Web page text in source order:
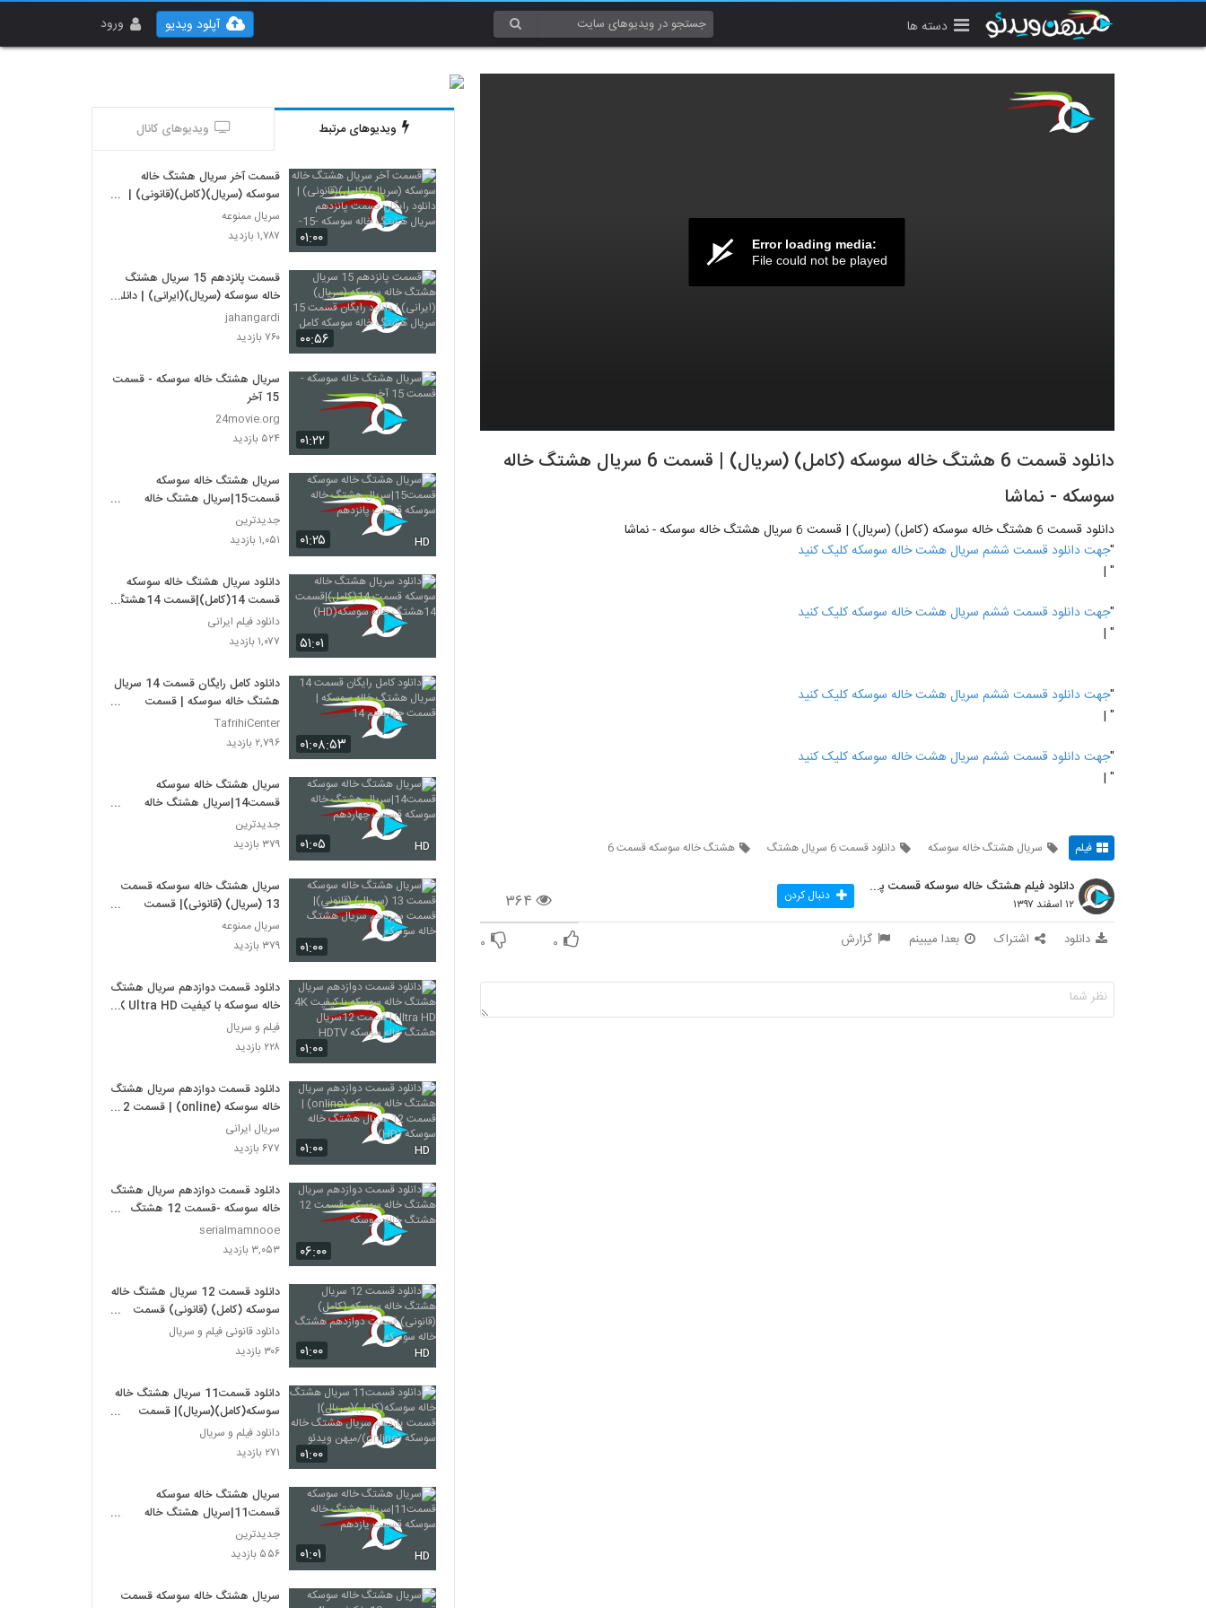
دسته ها ورود آپلود ویدیو
Error loading media:
File could not be played
دانلود قسمت 6 هشتگ خاله سوسکه (کامل) (سریال) | قسمت 6 سریال هشتگ خاله
سوسکه - نماشا
دانلود قسمت 6 هشتگ خاله سوسکه (کامل) (سریال) | قسمت 6 سریال هشتگ خاله سوسکه - نماشا
"جهت دانلود قسمت ششم سریال هشت خاله سوسکه کلیک کنید
" |
"جهت دانلود قسمت ششم سریال هشت خاله سوسکه کلیک کنید
" |
"جهت دانلود قسمت ششم سریال هشت خاله سوسکه کلیک کنید
" |
"جهت دانلود قسمت ششم سریال هشت خاله سوسکه کلیک کنید
" |
فیلم سریال هشتگ خاله سوسکه دانلود قسمت 6 سریال هشتگ هشتگ خاله سوسکه قسمت 6
۳۶۴
دانلود فیلم هشتگ خاله سوسکه قسمت پنجم
۱۲ اسفند ۱۳۹۷ دنبال کردن
دانلود اشتراک بعدا میبینم گزارش ۰ ۰
ویدیوهای مرتبط ویدیوهای کانال
۰۱:۰۰
قسمت آخر سریال هشتگ خاله
سوسکه (سریال)(کامل)(قانونی) |
دانلود رایگان قسمت پانزدهم سریال
هشتگ خاله سوسکه -15-
سریال ممنوعه
۱,۷۸۷ بازدید
۰۰:۵۶
قسمت پانزدهم 15 سریال هشتگ
خاله سوسکه (سریال)(ایرانی) | دانلود
خاله سوسکه کامل
jahangardi
۷۶۰ بازدید
۰۱:۲۲
سریال هشتگ خاله سوسکه - قسمت
15 آخر
24movie.org
۵۲۴ بازدید
۰۱:۲۵ HD
سریال هشتگ خاله سوسکه
قسمت15|سریال هشتگ خاله
سوسکه قسمت پانزدهم
جدیدترین
۱,۰۵۱ بازدید
۵۱:۰۱
دانلود سریال هشتگ خاله سوسکه
قسمت 14(کامل)|قسمت 14هشتگ
خاله سوسکه(HD)
دانلود فیلم ایرانی
۱,۰۷۷ بازدید
۰۱:۰۸:۵۳
دانلود کامل رایگان قسمت 14 سریال
هشتگ خاله سوسکه | قسمت
چهاردهم 14
TafrihiCenter
۲,۷۹۶ بازدید
۰۱:۰۵ HD
سریال هشتگ خاله سوسکه
قسمت14|سریال هشتگ خاله
سوسکه قسمت چهاردهم
جدیدترین
۳۷۹ بازدید
۰۱:۰۰
سریال هشتگ خاله سوسکه قسمت
13 (سریال) (قانونی)| قسمت
سیزدهم سریال هشتگ خاله سوسکه
سریال ممنوعه
۳۷۹ بازدید
۰۱:۰۰
دانلود قسمت دوازدهم سریال هشتگ
خاله سوسکه با کیفیت 4K Ultra HD
سوسکه HDTV
فیلم و سریال
۲۲۸ بازدید
۰۱:۰۰ HD
دانلود قسمت دوازدهم سریال هشتگ
خاله سوسکه (online) | قسمت 12
سریال هشتگ خاله سوسکه (HD)
سریال ایرانی
۶۷۷ بازدید
۰۶:۰۰
دانلود قسمت دوازدهم سریال هشتگ
خاله سوسکه -قسمت 12 هشتگ
خاله سوسکه
serialmamnooe
۳,۰۵۳ بازدید
۰۱:۰۰ HD
دانلود قسمت 12 سریال هشتگ خاله
سوسکه (کامل) (قانونی) قسمت
دوازدهم هشتگ خاله سوسکه
دانلود قانونی فیلم و سریال
۳۰۶ بازدید
۰۱:۰۰
دانلود قسمت11 سریال هشتگ خاله
سوسکه(کامل)(سریال)| قسمت
یازدهم سریال هشتگ خاله سوسکه
(online)/میهن ویدئو
دانلود فیلم و سریال
۲۷۱ بازدید
۰۱:۰۱ HD
سریال هشتگ خاله سوسکه
قسمت11|سریال هشتگ خاله
سوسکه قسمت یازدهم
جدیدترین
۵۵۶ بازدید
سریال هشتگ خاله سوسکه قسمت